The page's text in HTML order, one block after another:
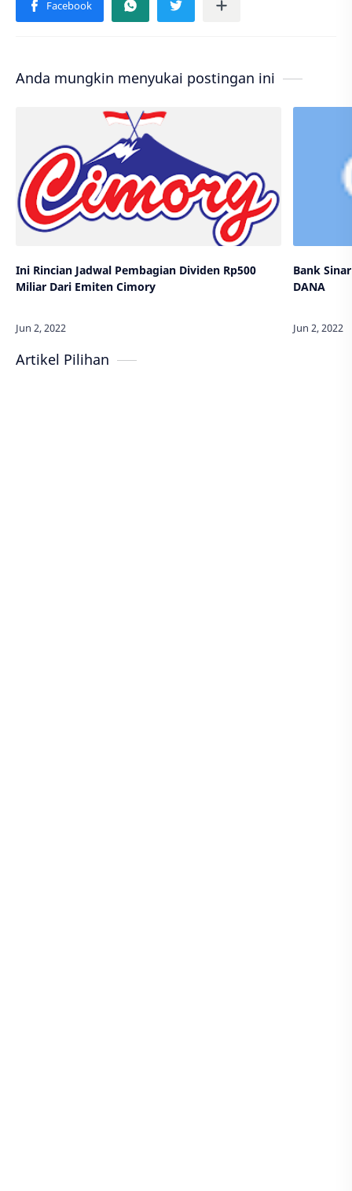
Anda mungkin menyukai postingan ini
Ini Rincian Jadwal Pembagian Dividen Rp500
Miliar Dari Emiten Cimory
Bank
DANA
Artikel Pilihan